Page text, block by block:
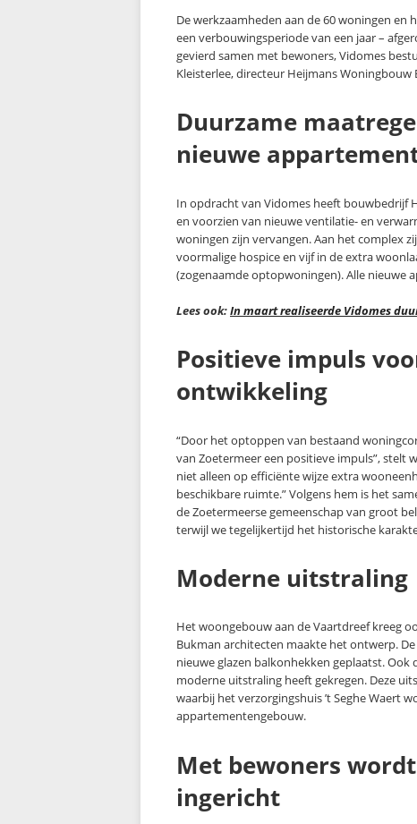
De werkzaamheden aan de 60 woningen
een verbouwingsperiode van een jaar –
gevierd samen met bewoners, Vidomes
Kleisterlee, directeur Heijmans
Duurzame
nieuwe
In opdracht van Vidomes heeft bouwbedrijf
en voorzien van nieuwe ventilatie- en
woningen zijn vervangen. Aan het complex
voormalige hospice en vijf in de extra
(zogenaamde optopwoningen). Alle nieuwe
Lees ook:In maart realiseerde Vidomes
Positieve impuls
ontwikkeling
“Door het optoppen van bestaand
van Zoetermeer een positieve impuls”, stelt
niet alleen op efficiënte wijze extra
beschikbare ruimte.” Volgens hem is het
de Zoetermeerse gemeenschap van groot
terwijl we tegelijkertijd het historische
Moderne uitstraling
Het woongebouw aan de Vaartdreef kreeg
Bukman architecten maakte het ontwerp.
nieuwe glazen balkonhekken geplaatst.
moderne uitstraling heeft gekregen. Deze
waarbij het verzorgingshuis ’t Seghe Waert
appartementengebouw.
Met bewoners
ingericht